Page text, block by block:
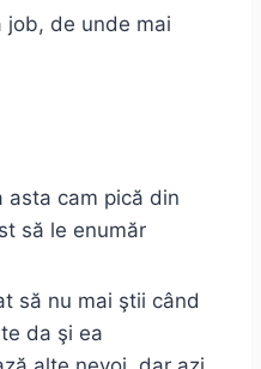
de unde mai
asta cam pică din
să le enumăr
să nu mai ştii când
da şi ea